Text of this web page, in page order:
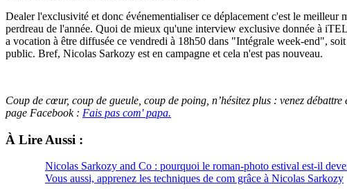
Dealer l'exclusivité et donc événementialiser ce déplacement c'est le
perdreau de l'année. Quoi de mieux qu'une interview exclusive donnée à
a vocation à être diffusée ce vendredi à 18h50 dans "Intégrale week-end",
public. Bref, Nicolas Sarkozy est en campagne et cela n'est pas nouveau.
Coup de cœur, coup de gueule, coup de poing, n’hésitez plus : venez débattre
page Facebook : Fais pas com' papa.
À Lire Aussi :
Nicolas Sarkozy and Co : pourquoi le roman-photo estival est-il
Vous aussi, apprenez les techniques de com grâce à Nicolas Sarkozy